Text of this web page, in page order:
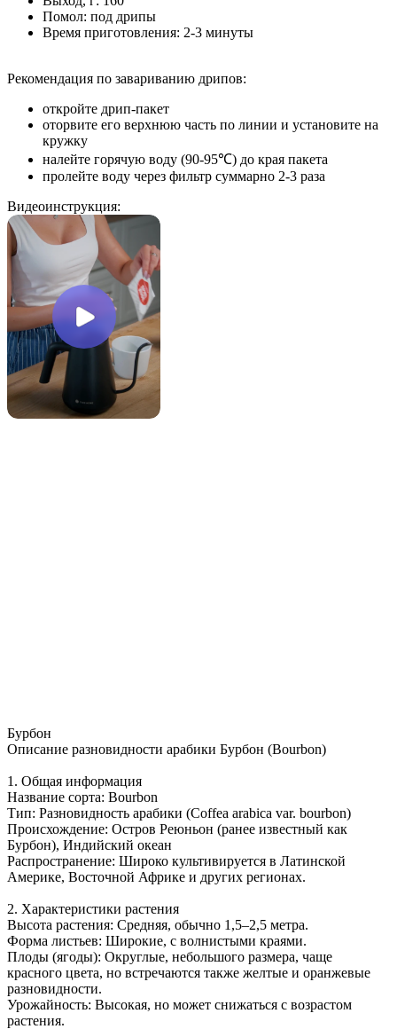
Помол: под дрипы
Время приготовления: 2-3 минуты
Рекомендация по завариванию дрипов:
откройте дрип-пакет
оторвите его верхнюю часть по линии и установите на
кружку
налейте горячую воду (90-95℃) до края пакета
пролейте воду через фильтр суммарно 2-3 раза
Видеоинструкция:
Бурбон
Описание разновидности арабики Бурбон (Bourbon)
1. Общая информация
Название сорта: Bourbon
Тип: Разновидность арабики (Coffea arabica var. bourbon)
Происхождение: Остров Реюньон (ранее известный как
Бурбон), Индийский океан
Распространение: Широко культивируется в Латинской
Америке, Восточной Африке и других регионах.
2. Характеристики растения
Высота растения: Средняя, обычно 1,5–2,5 метра.
Форма листьев: Широкие, с волнистыми краями.
Плоды (ягоды): Округлые, небольшого размера, чаще
красного цвета, но встречаются также желтые и оранжевые
разновидности.
Урожайность: Высокая, но может снижаться с возрастом
растения.